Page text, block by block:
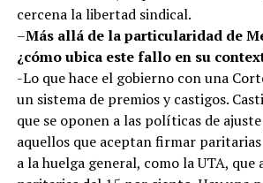
cercena la libertad sindical.
–Más allá de la particularidad de
¿cómo ubica este fallo en su
-Lo que hace el gobierno con una
un sistema de premios y castigos.
que se oponen a las políticas de
aquellos que aceptan firmar
a la huelga general, como la UTA, que